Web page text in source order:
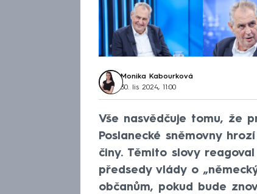
Monika Kabourková
30. lis 2024, 11:00
Vše nasvědčuje tomu, že
Poslanecké sněmovny
činy. Těmito slovy
předsedy vlády o
občanům, pokud bude